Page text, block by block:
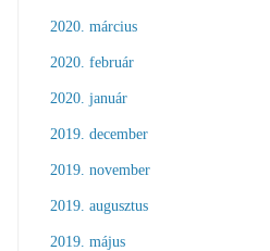
2020. március
2020. február
2020. január
2019. december
2019. november
2019. augusztus
2019. május